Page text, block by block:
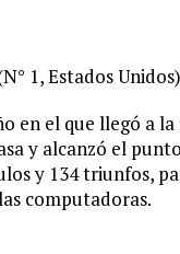
1, Estados
en el que llegó a
y alcanzó el
y 134 triunfos,
computadoras.